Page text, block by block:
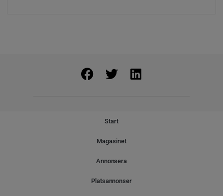
Start
Magasinet
Annonsera
Platsannonser